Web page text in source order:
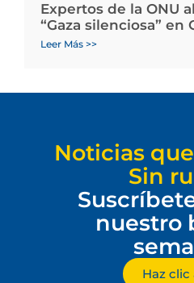
Expertos de la ONU
“Gaza silenciosa” en
Leer Más >>
Noticias
Sin
nuestro
Haz clic